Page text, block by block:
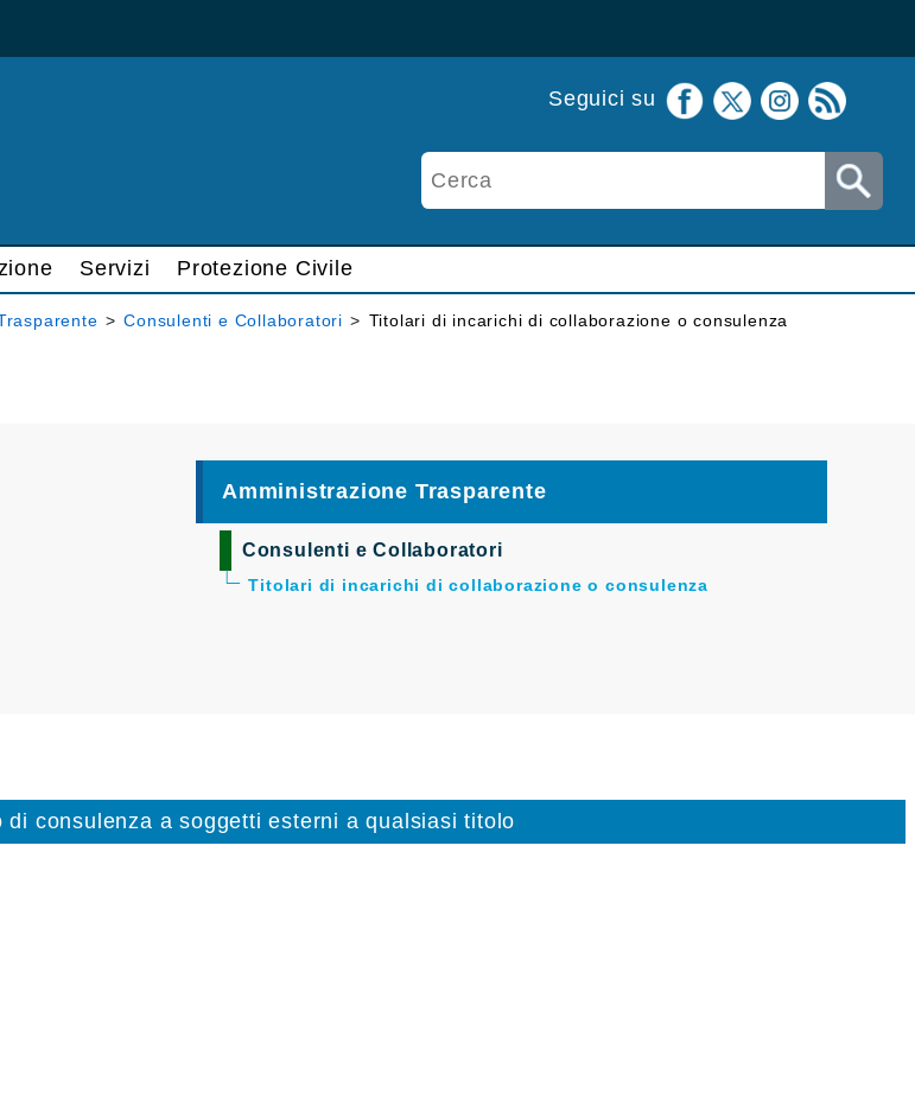
Seguici su
Servizi Protezione Civile
> Consulenti e Collaboratori > Titolari di incarichi di collaborazione o consulenza
Amministrazione Trasparente
Consulenti e Collaboratori
Titolari di incarichi di collaborazione o consulenza
consulenza a soggetti esterni a qualsiasi titolo